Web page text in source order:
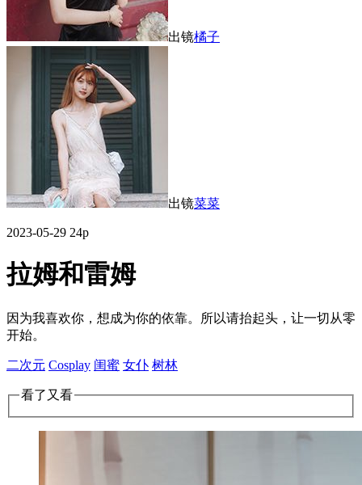
出镜橘子
出镜菜菜
2023-05-29 24p
拉姆和雷姆
因为我喜欢你，想成为你的依靠。所以请抬起头，让一切从零
开始。
二次元 Cosplay 闺蜜 女仆 树林
看了又看